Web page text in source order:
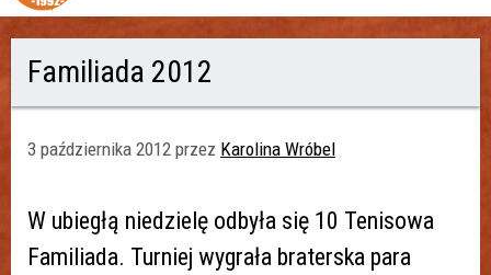
Familiada 2012
3 października 2012 przez Karolina Wróbel
W ubiegłą niedzielę odbyła się 10 Tenisowa
Familiada. Turniej wygrała braterska para